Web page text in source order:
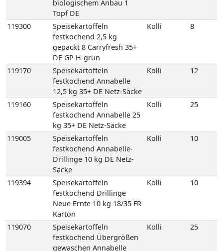
festkochend Annabelle
12,5 kg 35+ DE Netz-Säcke
119160
Speisekartoffeln
festkochend Annabelle 25
kg 35+ DE Netz-Säcke
Kolli 25
Speisekartoffeln
festkochend Annabelle-
Drillinge 10 kg DE Netz-
Säcke
119394
Speisekartoffeln
festkochend Drillinge
Neue Ernte 10 kg 18/35 FR
Karton
Kolli 10
Speisekartoffeln
festkochend Übergrößen
gewaschen Annabelle
"Neue Ernte" 25 kg 60+ DE
Netz-Säcke
Speisekartoffeln
festkochend Übergrößen
ungewaschen Annabelle
"Neue Ernte" 25 kg 60+ DE
Netz-Säcke